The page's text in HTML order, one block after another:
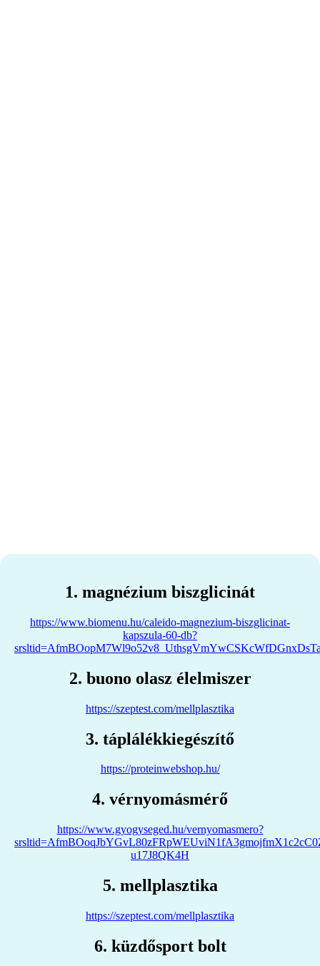
1. magnézium biszglicinát
https://www.biomenu.hu/caleido-magnezium-biszglicinat-
kapszula-60-db?
2. buono olasz élelmiszer
https://szeptest.com/mellplasztika
3. táplálékkiegészítő
https://proteinwebshop.hu/
4. vérnyomásmérő
https://www.gyogyseged.hu/vernyomasmero?
u17J8QK4H
5. mellplasztika
https://szeptest.com/mellplasztika
6. küzdősport bolt